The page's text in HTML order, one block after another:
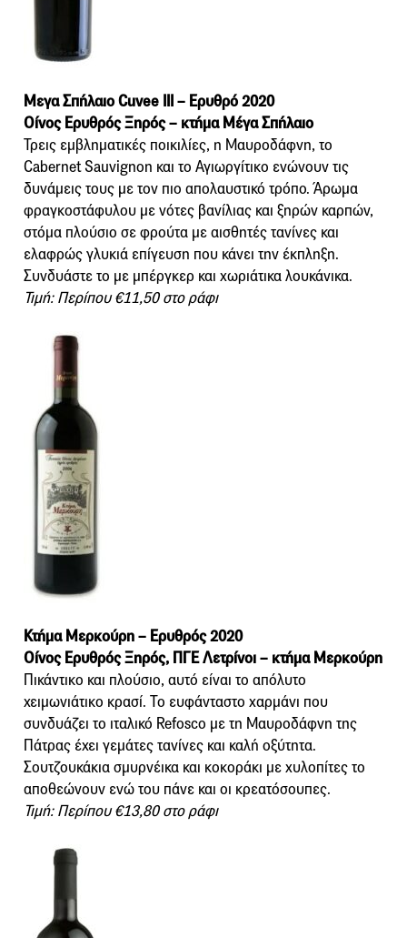
Μεγα Σπήλαιο Cuvee III – Ερυθρό 2020
Οίνος Ερυθρός Ξηρός – κτήμα Μέγα Σπήλαιο
Τρεις εμβληματικές ποικιλίες, η Μαυροδάφνη, το
Cabernet Sauvignon και το Αγιωργίτικο ενώνουν τις
δυνάμεις τους με τον πιο απολαυστικό τρόπο. Άρωμα
φραγκοστάφυλου με νότες βανίλιας και ξηρών καρπών,
στόμα πλούσιο σε φρούτα με αισθητές τανίνες και
ελαφρώς γλυκιά επίγευση που κάνει την έκπληξη.
Συνδυάστε το με μπέργκερ και χωριάτικα λουκάνικα.
Τιμή: Περίπου €11,50 στο ράφι
Κτήμα Μερκούρη – Ερυθρός 2020
Οίνος Ερυθρός Ξηρός, ΠΓΕ Λετρίνοι – κτήμα Μερκούρη
Πικάντικο και πλούσιο, αυτό είναι το απόλυτο
χειμωνιάτικο κρασί. Το ευφάνταστο χαρμάνι που
συνδυάζει το ιταλικό Refosco με τη Μαυροδάφνη της
Πάτρας έχει γεμάτες τανίνες και καλή οξύτητα.
Σουτζουκάκια σμυρνέικα και κοκοράκι με χυλοπίτες το
αποθεώνουν ενώ του πάνε και οι κρεατόσουπες.
Τιμή: Περίπου €13,80 στο ράφι